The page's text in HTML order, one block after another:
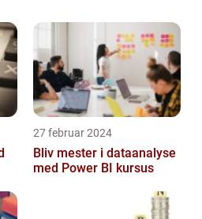
27 februar 2024
Bliv mester i dataanalyse
med Power BI kursus